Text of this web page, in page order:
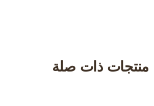
منتجات ذات صلة